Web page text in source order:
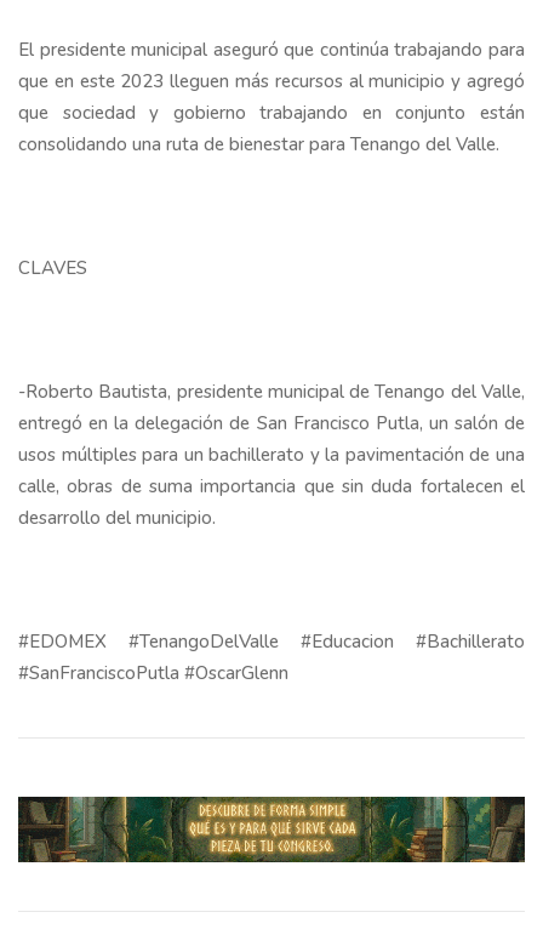
El presidente municipal aseguró que continúa trabajando para
que en este 2023 lleguen más recursos al municipio y agregó
que sociedad y gobierno trabajando en conjunto están
consolidando una ruta de bienestar para Tenango del Valle.
CLAVES
-Roberto Bautista, presidente municipal de Tenango del Valle,
entregó en la delegación de San Francisco Putla, un salón de
usos múltiples para un bachillerato y la pavimentación de una
calle, obras de suma importancia que sin duda fortalecen el
desarrollo del municipio.
#EDOMEX #TenangoDelValle #Educacion #Bachillerato
#SanFranciscoPutla #OscarGlenn